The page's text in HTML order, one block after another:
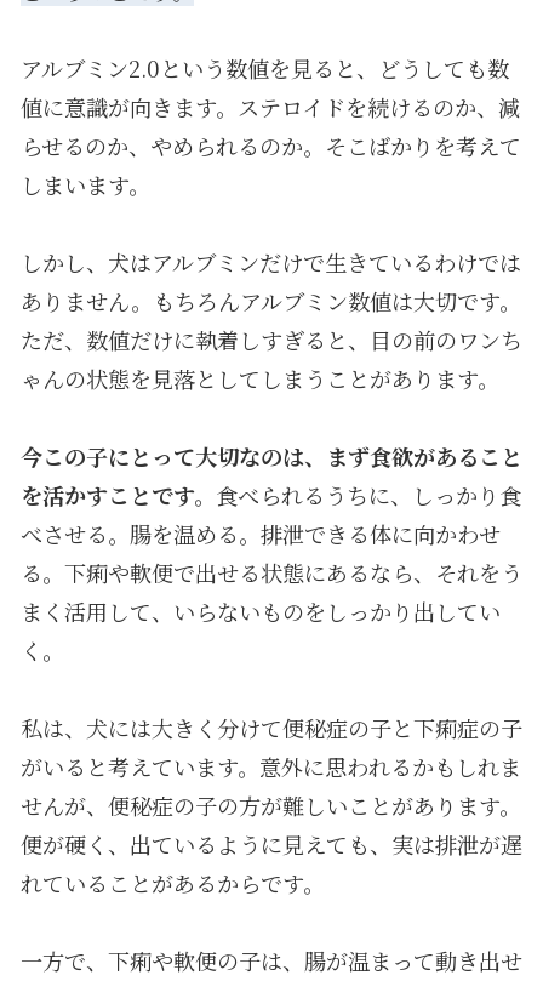
アルブミン2.0という数値を見ると、どうしても数
値に意識が向きます。ステロイドを続けるのか、減
らせるのか、やめられるのか。そこばかりを考えて
しまいます。
しかし、犬はアルブミンだけで生きているわけでは
ありません。もちろんアルブミン数値は大切です。
ただ、数値だけに執着しすぎると、目の前のワンち
ゃんの状態を見落としてしまうことがあります。
今この子にとって大切なのは、まず食欲があること
を活かすことです。 食べられるうちに、しっかり食
べさせる。腸を温める。排泄できる体に向かわせ
る。下痢や軟便で出せる状態にあるなら、それをう
まく活用して、いらないものをしっかり出してい
く。
私は、犬には大きく分けて便秘症の子と下痢症の子
がいると考えています。意外に思われるかもしれま
せんが、便秘症の子の方が難しいことがあります。
便が硬く、出ているように見えても、実は排泄が遅
れていることがあるからです。
一方で、下痢や軟便の子は、腸が温まって動き出せ